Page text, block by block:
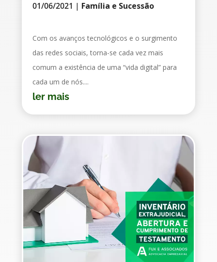
01/06/2021 | Família e Sucessão
Com os avanços tecnológicos e o surgimento
das redes sociais, torna-se cada vez mais
comum a existência de uma “vida digital” para
cada um de nós....
ler mais